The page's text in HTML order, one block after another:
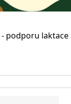
- podporu laktace